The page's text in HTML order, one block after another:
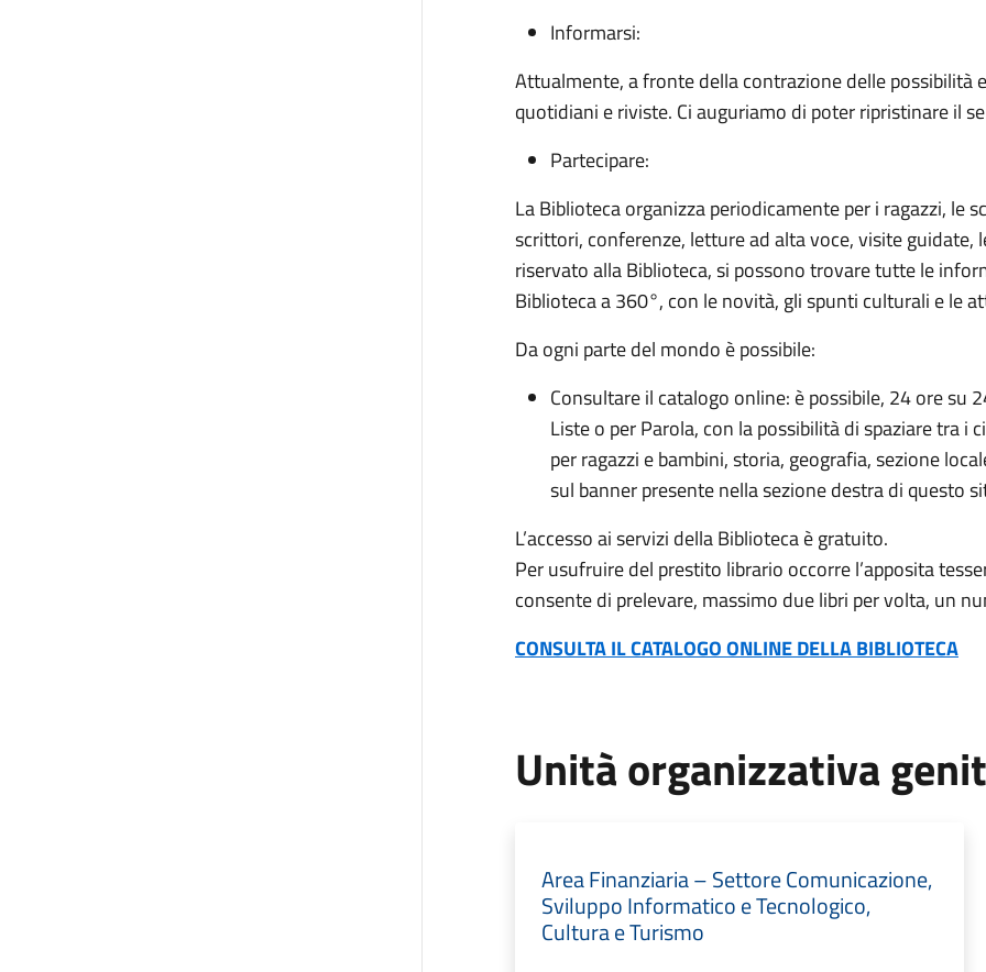
Informarsi:
Attualmente, a fronte della contrazione delle possibilità
quotidiani e riviste. Ci auguriamo di poter ripristinare il
Partecipare:
La Biblioteca organizza periodicamente per i ragazzi, le
scrittori, conferenze, letture ad alta voce, visite guidate,
riservato alla Biblioteca, si possono trovare tutte le
Biblioteca a 360°, con le novità, gli spunti culturali e le
Da ogni parte del mondo è possibile:
Consultare il catalogo online: è possibile, 24 ore su
Liste o per Parola, con la possibilità di spaziare tra
per ragazzi e bambini, storia, geografia, sezione
sul banner presente nella sezione destra di questo
L’accesso ai servizi della Biblioteca è gratuito.
Per usufruire del prestito librario occorre l’apposita
consente di prelevare, massimo due libri per volta, un
CONSULTA IL CATALOGO ONLINE DELLA BIBLIOTECA
Unità organizzativa
Area Finanziaria – Settore Comunicazione,
Sviluppo Informatico e Tecnologico,
Cultura e Turismo